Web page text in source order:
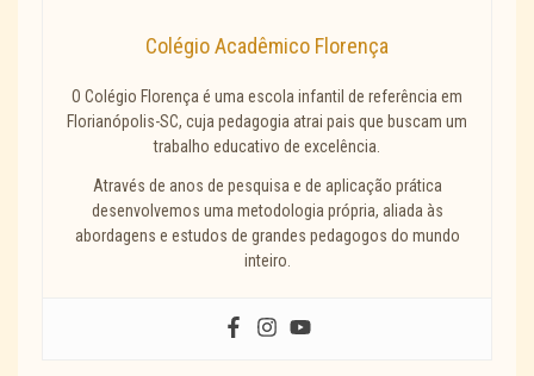
Colégio Acadêmico Florença
O Colégio Florença é uma escola infantil de referência em
Florianópolis-SC, cuja pedagogia atrai pais que buscam um
trabalho educativo de excelência.
Através de anos de pesquisa e de aplicação prática
desenvolvemos uma metodologia própria, aliada às
abordagens e estudos de grandes pedagogos do mundo
inteiro.